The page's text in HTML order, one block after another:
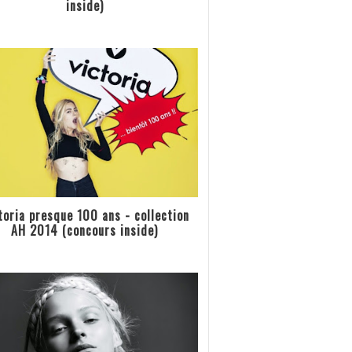
inside)
presque 100 ans - collection
AH 2014 (concours inside)